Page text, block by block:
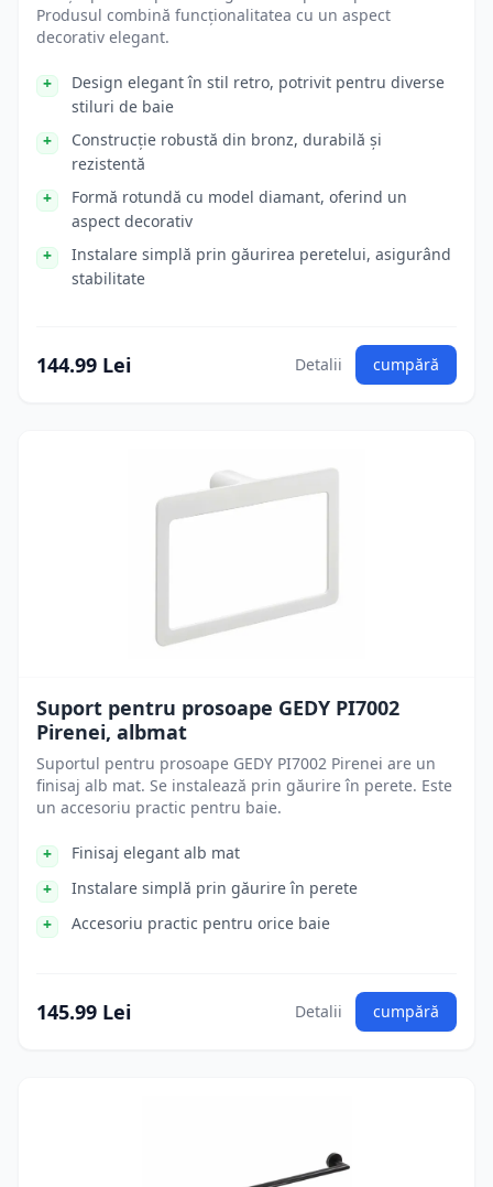
Produsul combină funcționalitatea cu un aspect
decorativ elegant.
Design elegant în stil retro, potrivit pentru diverse
stiluri de baie
Construcție robustă din bronz, durabilă și
rezistentă
Formă rotundă cu model diamant, oferind un
aspect decorativ
Instalare simplă prin găurirea peretelui, asigurând
stabilitate
144.99 Lei Detalii cumpără
Suport pentru prosoape GEDY PI7002
Pirenei, albmat
Suportul pentru prosoape GEDY PI7002 Pirenei are un
finisaj alb mat. Se instalează prin găurire în perete. Este
un accesoriu practic pentru baie.
Finisaj elegant alb mat
Instalare simplă prin găurire în perete
Accesoriu practic pentru orice baie
145.99 Lei Detalii cumpără